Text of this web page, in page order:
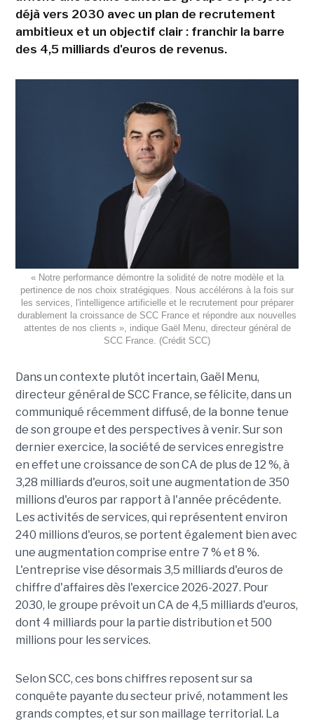
déjà vers 2030 avec un plan de recrutement
ambitieux et un objectif clair : franchir la barre
des 4,5 milliards d'euros de revenus.
« Notre performance démontre la solidité de notre modèle et la
pertinence de nos choix stratégiques. Nous accélérons à la fois sur
les services, l'intelligence artificielle et le recrutement pour préparer
durablement la croissance de SCC France et répondre aux nouvelles
attentes de nos clients », indique Gaël Menu, directeur général de
SCC France. (Crédit SCC)
Dans un contexte plutôt incertain, Gaël Menu,
directeur général de SCC France, se félicite, dans un
communiqué récemment diffusé, de la bonne tenue
de son groupe et des perspectives à venir. Sur son
dernier exercice, la société de services enregistre
en effet une croissance de son CA de plus de 12 %, à
3,28 milliards d'euros, soit une augmentation de 350
millions d'euros par rapport à l'année précédente.
Les activités de services, qui représentent environ
240 millions d'euros, se portent également bien avec
une augmentation comprise entre 7 % et 8 %.
L'entreprise vise désormais 3,5 milliards d'euros de
chiffre d'affaires dès l'exercice 2026-2027. Pour
2030, le groupe prévoit un CA de 4,5 milliards d'euros,
dont 4 milliards pour la partie distribution et 500
millions pour les services.
Selon SCC, ces bons chiffres reposent sur sa
conquête payante du secteur privé, notamment les
grands comptes, et sur son maillage territorial. La